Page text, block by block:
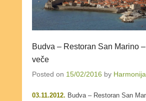
Budva – Restoran San Marino
veče
Posted on 15/02/2016 by
03.11.2012. Budva – Restoran San